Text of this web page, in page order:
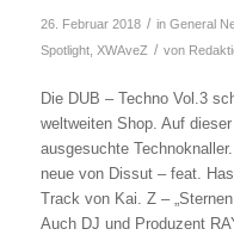
26. Februar 2018 / in General
Spotlight, XWAveZ / von
Die DUB – Techno Vol.3
weltweiten Shop. Auf
ausgesuchte
neue von Dissut – feat.
Track von Kai. Z –
Auch DJ und Produzent